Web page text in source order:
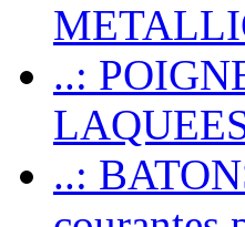
..:
..: